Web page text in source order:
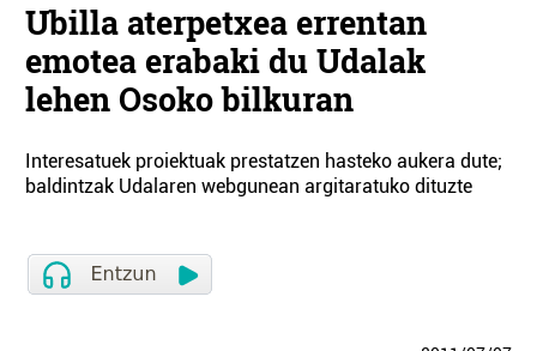
Ubilla aterpetxea errentan
emotea erabaki du Udalak
lehen Osoko bilkuran
Interesatuek proiektuak prestatzen hasteko aukera dute;
baldintzak Udalaren webgunean argitaratuko dituzte